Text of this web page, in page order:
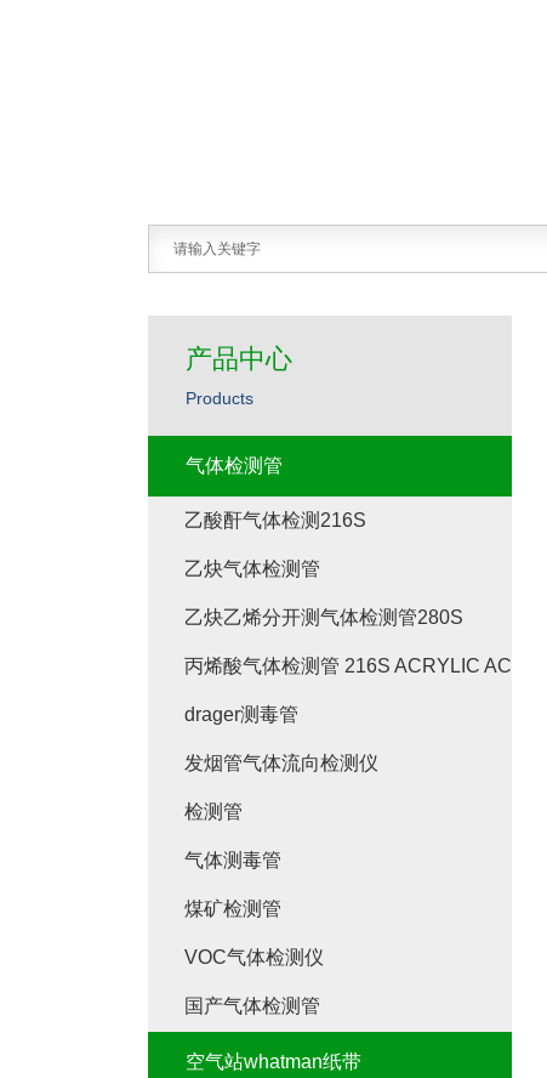
产品中心
Products
气体检测管
乙酸酐气体检测216S
乙炔气体检测管
乙炔乙烯分开测气体检测管280S
丙烯酸气体检测管 216S ACRYLIC ACID
drager测毒管
发烟管气体流向检测仪
检测管
气体测毒管
煤矿检测管
VOC气体检测仪
国产气体检测管
空气站whatman纸带